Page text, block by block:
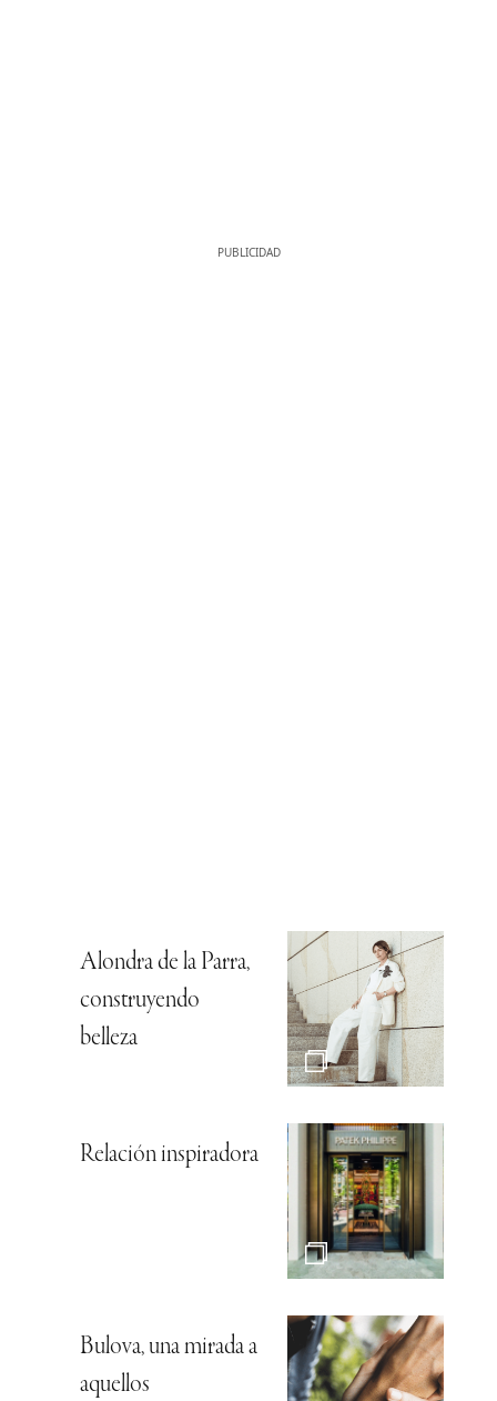
Alondra de la Parra,
construyendo
belleza
Relación inspiradora
Bulova, una mirada a
aquellos